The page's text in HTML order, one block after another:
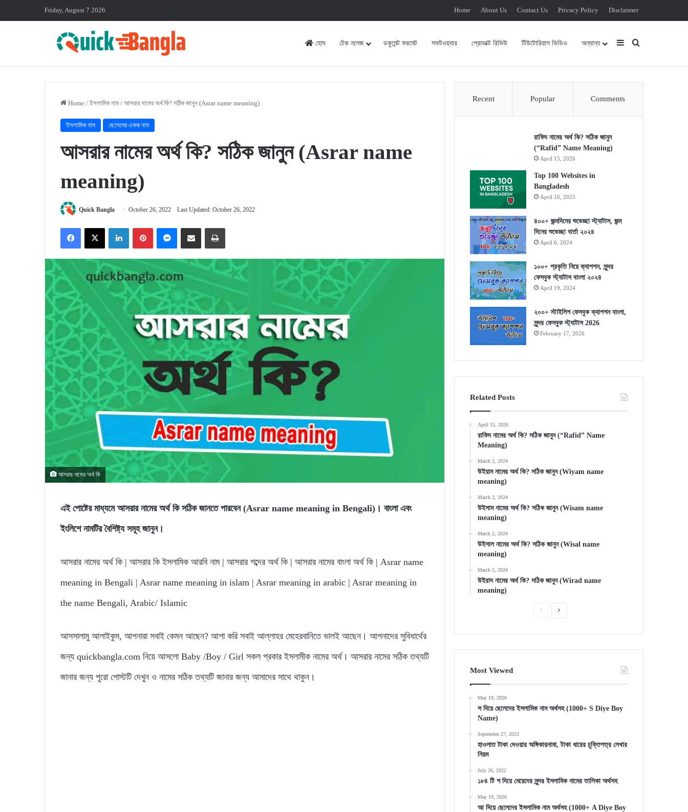
Friday, August 7 2026 Home About Us Contact Us Privacy Policy Disclaimer
হোম টেক নলেজ ডকুমেন্ট ফরমেট সফটওয়্যার প্রোডাক্ট রিভিউ টিউটোরিয়াল ভিডিও অন্যান্য Sidebar
Home / ইসলামিক নাম / আসরার নামের অর্থ কি? সঠিক জানুন (Asrar name meaning)
ইসলামিক নাম ছেলেদের একক নাম
আসরার নামের অর্থ কি? সঠিক জানুন (Asrar name
meaning)
Quick Bangla October 26, 2022 Last Updated: October 26, 2022
FacebookX LinkedInPinterestMessengerShare via Email Print
আসরার নামের অর্থ কি
এই পোষ্টের মাধ্যমে আসরার নামের অর্থ কি সঠিক জানতে পারবেন (Asrar name meaning in Bengali)। বাংলা এবং
ইংলিশে নামটির বৈশিষ্ট্য সমূহ জানুন।
আসরার নামের অর্থ কি | আসরার কি ইসলামিক আরবি নাম | আসরার শব্দের অর্থ কি | আসরার নামের বাংলা অর্থ কি | Asrar name
meaning in Bengali | Asrar name meaning in islam | Asrar meaning in arabic | Asrar meaning in
the name Bengali, Arabic/ Islamic
আসসালামু আলাইকুম, আপনারা সবাই কেমন আছেন? আশা করি সবাই আল্লাহর মেহেরবানিতে ভালই আছেন। আপনাদের সুবিধার্থের
জন্য quickbangla.com নিয়ে আসলো Baby /Boy / Girl সকল প্রকার ইসলামীক নামের অর্থ। আসরার নামের সঠিক তথ্যটি
জানার জন্য পুরো পোস্টটি দেখুন ও নামের সঠিক তথ্যটি জানার জন্য আমাদের সাথে থাকুন।
Recent Popular Comments
রাফিদ নামের অর্থ কি? সঠিক জানুন
(“Rafid” Name Meaning)
April 15, 2026
Top 100 Websites in
Bangladesh
April 16, 2025
৪০০+ জন্মদিনের শুভেচ্ছা স্ট্যাটাস, জন্ম
দিনের শুভেচ্ছা বার্তা ২০২৪
April 6, 2024
১০০+ প্রকৃতি নিয়ে ক্যাপশন, সুন্দর
ফেসবুক স্ট্যাটাস বাংলা ২০২৪
April 19, 2024
২০০+ স্টাইলিশ ফেসবুক ক্যাপশন বাংলা,
সুন্দর ফেসবুক স্ট্যাটাস 2026
February 17, 2026
Related Posts
April 15, 2026
রাফিদ নামের অর্থ কি? সঠিক জানুন (“Rafid” Name
Meaning)
March 2, 2024
উইয়াম নামের অর্থ কি? সঠিক জানুন (Wiyam name
meaning)
March 2, 2024
উইসাম নামের অর্থ কি? সঠিক জানুন (Wisam name
meaning)
March 2, 2024
উইসাল নামের অর্থ কি? সঠিক জানুন (Wisal name
meaning)
March 2, 2024
উইরাদ নামের অর্থ কি? সঠিক জানুন (Wirad name
meaning)
PreviousNext
Most Viewed
May 19, 2026
স দিয়ে ছেলেদের ইসলামিক নাম অর্থসহ (1000+ S Diye Boy
Name)
September 27, 2023
হাওলাত টাকা দেওয়ার অঙ্গিকারনামা, টাকা ধারের চুক্তিপত্র লেখার
নিয়ম
July 26, 2022
১৮৪ টি শ দিয়ে মেয়েদের সুন্দর ইসলামিক নামের তালিকা অর্থসহ
May 19, 2026
আ দিয়ে ছেলেদের ইসলামিক নাম অর্থসহ (1000+ A Diye Boy